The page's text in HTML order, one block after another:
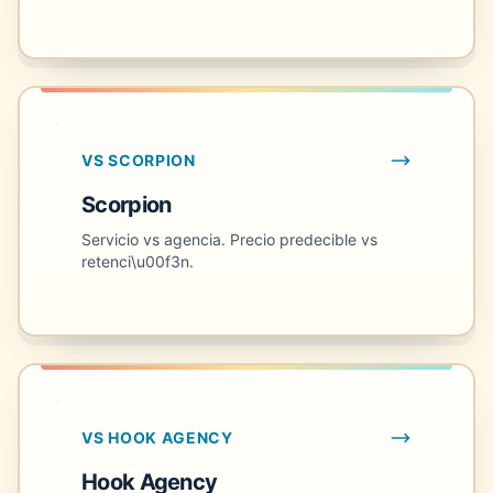
VS SCORPION
Scorpion
Servicio vs agencia. Precio predecible vs
retenci\u00f3n.
VS HOOK AGENCY
Hook Agency